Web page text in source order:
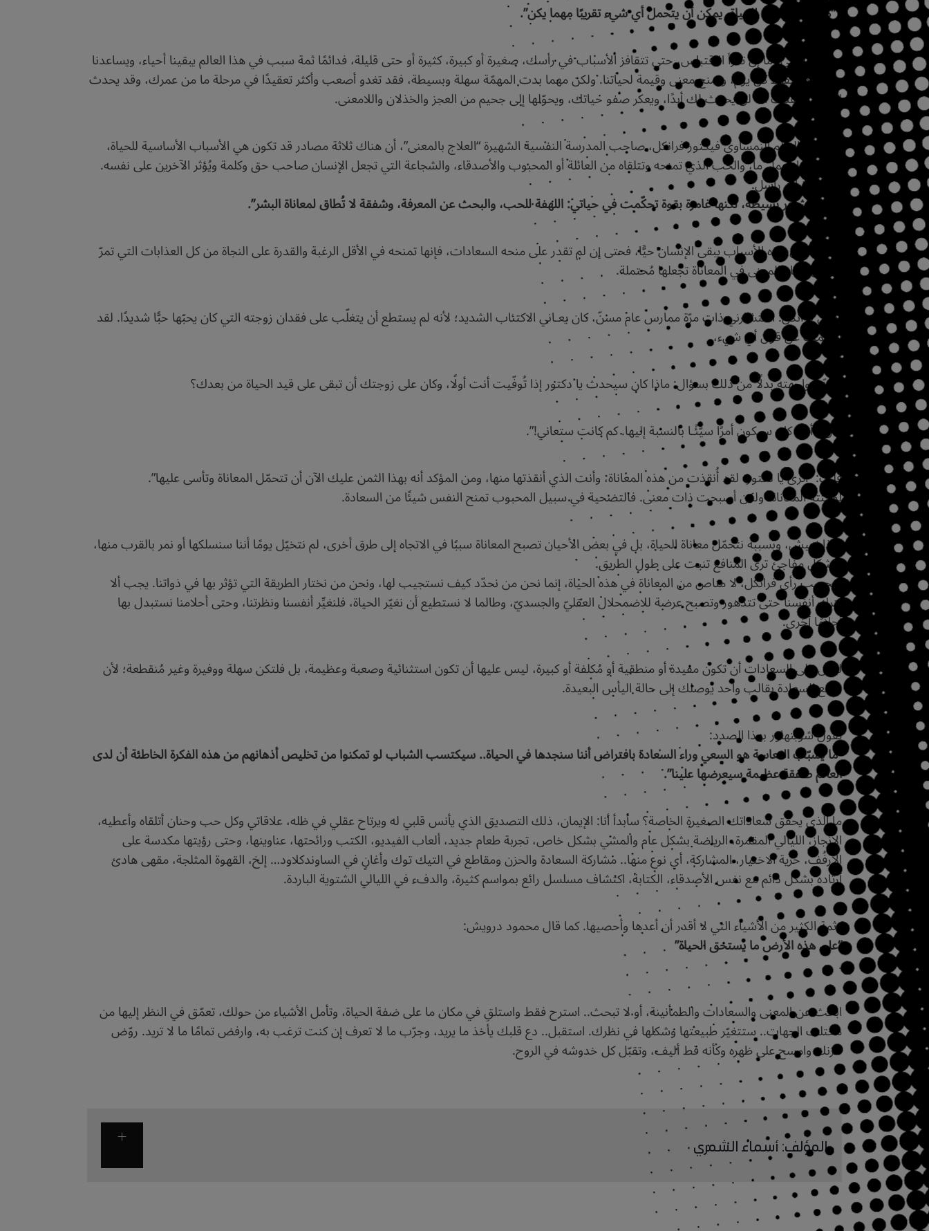
: “من لديه سبب للحياة، يمكن أن يتحمل أي شيء تقريبًا مهما يكن”.
بشكل تلقائي، ما إن تقرأ الاقتباس، حتى تتقافز الأسباب في رأسك، صغيرة أو كبيرة، كثيرة أو حتى قليلة، فدائمًا ثمة سبب في هذا العالم يبقينا أحياء، ويساعدنا
على الاستيقاظ كل يوم، ويمنح معنى وقيمة لحياتنا. ولكن مهما بدت المهمّة سهلة وبسيطة، فقد تغدو أصعب وأكثر تعقيدًا في مرحلة ما من عمرك، وقد يحدث
لك ما اعتقدت أنه لن يحدث لك أبدًا، ويعكر صفو حياتك، ويحوّلها إلى جحيم من العجز والخذلان واللامعنى.
وقد رأى العالم النمساوي فيكتور فرانكل، صاحب المدرسة النفسية الشهيرة “العلاج بالمعنى”، أن هناك ثلاثة مصادر قد تكون هي الأسباب الأساسية للحياة،
وهي: إنجاز عمل ما، والحب الذي تمنحه وتتلقاه من العائلة أو المحبوب والأصدقاء، والشجاعة التي تجعل الإنسان صاحب حق وكلمة ويُؤثر الآخرين على نفسه.
يقول برتراند راسل:
“ثلاثة مشاعر بسيطة، لكنها غامرة بقوة تحكّمت في حياتي: اللهفة للحب، والبحث عن المعرفة، وشفقة لا تُطاق لمعاناة البشر”.
عادةً، لمثل هذه الأسباب يبقى الإنسان حيًّا، فحتى إن لم تقدر على منحه السعادات، فإنها تمنحه في الأقل الرغبة والقدرة على النجاة من كل العذابات التي تمرّ
به.. إن إيجاد المعنى في المعاناة تجعلها مُحتملة.
يقول فرانكل: استشارني ذات مرّة ممارس عام مسنّ، كان يعـاني الاكتئاب الشديد؛ لأنه لم يستطع أن يتغلّب على فقدان زوجته التي كان يحبّها حبًّا شديدًا. لقد
أحجمت عن قول أي شيء،
ولكنّي واجهته بدلًا من ذلك بسؤال: ماذا كان سيحدث يا دكتور إذا تُوفّيت أنت أولًا، وكان على زوجتك أن تبقى على قيد الحياة من بعدك؟
قال: “أوه، كان سيكون أمرًا سيّئًـا بالنسبة إليها. كم كانت ستعاني!”.
قلت: “أترى يا دكتور، لقد أُنقذت من هذه المعاناة، وأنت الذي أنقذتها منها، ومن المؤكد أنه بهذا الثمن عليك الآن أن تتحمّل المعاناة وتأسى عليها”.
لم تنتهِ المعاناة، ولكن أصبحت ذات معنى. فالتضحية في سبيل المحبوب تمنح النفس شيئًا من السعادة.
لهذا نعيش، وبسببه نتحمّل معاناة الحياة، بل في بعض الأحيان تصبح المعاناة سببًا في الاتجاه إلى طرق أخرى، لم نتخيّل يومًا أننا سنسلكها أو نمر بالقرب منها،
وبشكل مفاجئ ترى المنافع تنبت على طول الطريق.
فبحسب رأي فرانكل، لا مناص من المعاناة في هذه الحياة، إنما نحن من نحدّد كيف نستجيب لها، ونحن من نختار الطريقة التي تؤثر بها في ذواتنا. يجب ألا
نترك أنفسنا حتى تتدهور وتصبح عرضة للاضمحلال العقليّ والجسديّ، وطالما لا نستطيع أن نغيّر الحياة، فلنغيِّر أنفسنا ونظرتنا، وحتى أحلامنا نستبدل بها
أحلامًا أخرى.
ليس على السعادات أن تكون مفيدة أو منطقية أو مُكلفة أو كبيرة، ليس عليها أن تكون استثنائية وصعبة وعظيمة، بل فلتكن سهلة ووفيرة وغير مُنقطعة؛ لأن
وضع السعادة بقالب واحد يوصلك إلى حالة اليأس البعيدة.
يقول شوبنهاور بهذا الصدد:
“ما يُسبّب التعاسة هو السعي وراء السعادة بافتراض أننا سنجدها في الحياة.. سيكتسب الشباب لو تمكنوا من تخليص أذهانهم من هذه الفكرة الخاطئة أن لدى
العالم صفقة عظيمة سيعرضها علينا”.
ما الذي يحقّق سعاداتك الصغيرة الخاصة؟ سأبدأ أنا: الإيمان، ذلك التصديق الذي يأنس قلبي له ويرتاح عقلي في ظله، علاقاتي وكل حب وحنان أتلقاه وأعطيه،
الإنجاز، الليالي المقمرة، الرياضة بشكل عام والمشي بشكل خاص، تجربة طعام جديد، ألعاب الفيديو، الكتب ورائحتها، عناوينها، وحتى رؤيتها مكدسة على
الأرفُف، حرية الاختيار، المشاركة، أي نوع منها.. مشاركة السعادة والحزن ومقاطع في التيك توك وأغانٍ في الساوندكلاود… إلخ، القهوة المثلجة، مقهى هادئ
أرتاده بشكل دائم مع نفس الأصدقاء، الكتابة، اكتشاف مسلسل رائع بمواسم كثيرة، والدفء في الليالي الشتوية الباردة.
وثمة الكثير من الأشياء التي لا أقدر أن أعدها وأحصيها. كما قال محمود درويش:
“على هذه الأرض ما يستحق الحياة”
.
ابحث عن المعنى والسعادات والطمأنينة، أو لا تبحث.. استرح فقط واستلقِ في مكان ما على ضفة الحياة، وتأمل الأشياء من حولك، تعمّق في النظر إليها من
مختلف الجهات.. ستتغيّر طبيعتها وشكلها في نظرك. استقبل.. دع قلبك يأخذ ما يريد، وجرّب ما لا تعرف إن كنت ترغب به، وارفض تمامًا ما لا تريد. روّض
حزنك وامسح على ظهره وكأنه قط أليف، وتقبّل كل خدوشه في الروح.
المؤلف: أسماء الشمري